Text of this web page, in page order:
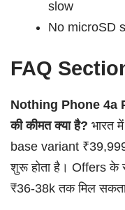
slow
No microSD
FAQ
Nothing Phone 4a
की कीमत क्या है? भारत में
base variant
शुरू होता है। Offers के
₹36-38k तक मिल